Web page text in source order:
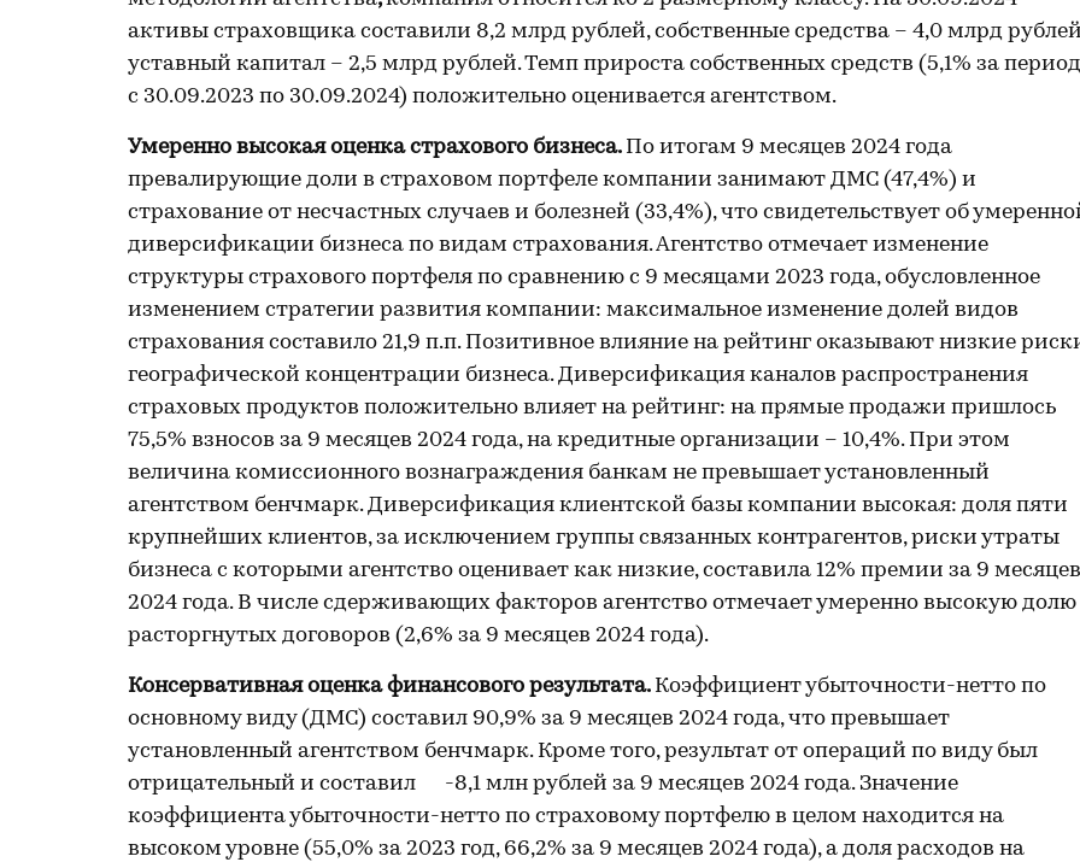
активы страховщика составили 8,2 млрд рублей, собственные средства – 4,0 млрд
уставный капитал – 2,5 млрд рублей. Темп прироста собственных средств (5,1% за период
с 30.09.2023 по 30.09.2024) положительно оценивается агентством.
Умеренно высокая оценка страхового бизнеса. По итогам 9 месяцев 2024 года
превалирующие доли в страховом портфеле компании занимают ДМС (47,4%) и
страхование от несчастных случаев и болезней (33,4%), что свидетельствует об
диверсификации бизнеса по видам страхования. Агентство отмечает изменение
структуры страхового портфеля по сравнению с 9 месяцами 2023 года, обусловленное
изменением стратегии развития компании: максимальное изменение долей видов
страхования составило 21,9 п.п. Позитивное влияние на рейтинг оказывают низкие
географической концентрации бизнеса. Диверсификация каналов распространения
страховых продуктов положительно влияет на рейтинг: на прямые продажи пришлось
75,5% взносов за 9 месяцев 2024 года, на кредитные организации – 10,4%. При этом
величина комиссионного вознаграждения банкам не превышает установленный
агентством бенчмарк. Диверсификация клиентской базы компании высокая: доля пяти
крупнейших клиентов, за исключением группы связанных контрагентов, риски утраты
бизнеса с которыми агентство оценивает как низкие, составила 12% премии за 9 месяцев
2024 года. В числе сдерживающих факторов агентство отмечает умеренно высокую долю
расторгнутых договоров (2,6% за 9 месяцев 2024 года).
Консервативная оценка финансового результата. Коэффициент убыточности-нетто по
основному виду (ДМС) составил 90,9% за 9 месяцев 2024 года, что превышает
установленный агентством бенчмарк. Кроме того, результат от операций по виду был
отрицательный и составил -8,1 млн рублей за 9 месяцев 2024 года. Значение
коэффициента убыточности-нетто по страховому портфелю в целом находится на
высоком уровне (55,0% за 2023 год, 66,2% за 9 месяцев 2024 года), а доля расходов на